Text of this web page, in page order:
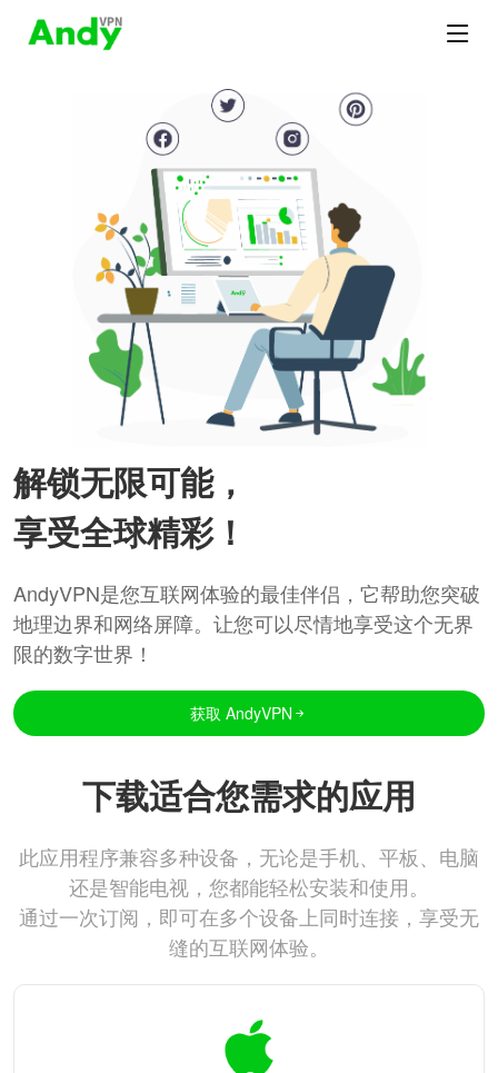
解锁无限可能，
享受全球精彩！
AndyVPN是您互联网体验的最佳伴侣，它帮助您突破
地理边界和网络屏障。让您可以尽情地享受这个无界
限的数字世界！
获取 AndyVPN
下载适合您需求的应用
此应用程序兼容多种设备，无论是手机、平板、电脑
还是智能电视，您都能轻松安装和使用。
通过一次订阅，即可在多个设备上同时连接，享受无
缝的互联网体验。